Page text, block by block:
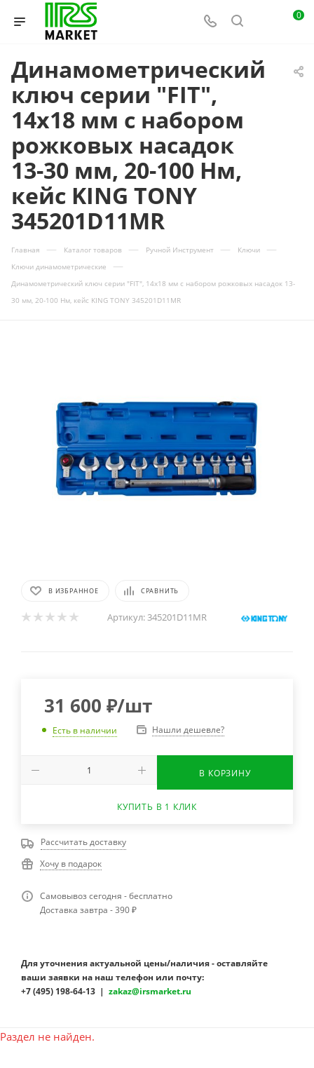
0
Динамометрический
ключ серии "FIT",
14х18 мм с набором
рожковых насадок
13-30 мм, 20-100 Нм,
кейс KING TONY
345201D11MR
Главная — Каталог товаров — Ручной Инструмент — Ключи —
Ключи динамометрические —
Динамометрический ключ серии "FIT", 14х18 мм с набором рожковых насадок 13-
30 мм, 20-100 Нм, кейс KING TONY 345201D11MR
В ИЗБРАННОЕ СРАВНИТЬ
Артикул:345201D11MR
31 600 ₽/шт
Есть в наличии Нашли дешевле?
В КОРЗИНУ
КУПИТЬ В 1 КЛИК
Рассчитать доставку
Хочу в подарок
Самовывоз сегодня - бесплатно
Доставка завтра - 390 ₽
Для уточнения актуальной цены/наличия - оставляйте
ваши заявки на наш телефон или почту:
+7 (495) 198-64-13 | zakaz@irsmarket.ru
Раздел не найден.